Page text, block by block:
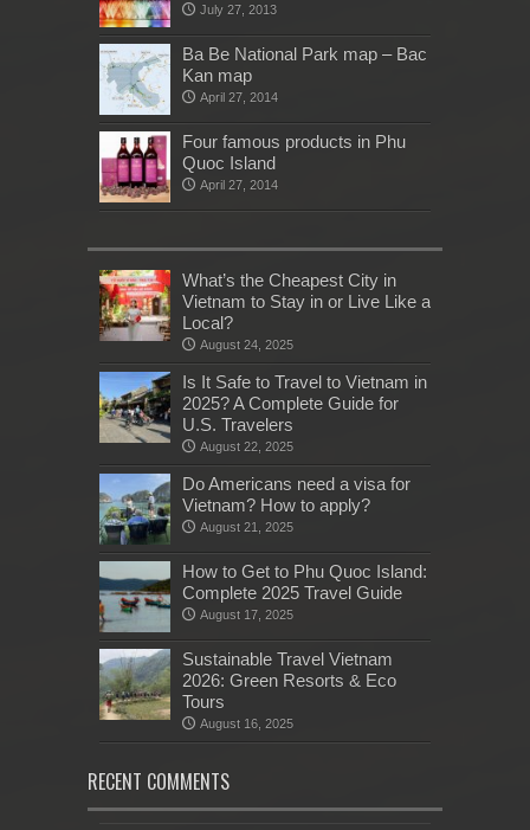
July 27, 2013
Ba Be National Park map – Bac
Kan map
April 27, 2014
Four famous products in Phu
Quoc Island
April 27, 2014
What’s the Cheapest City in
Vietnam to Stay in or Live Like a
Local?
August 24, 2025
Is It Safe to Travel to Vietnam in
2025? A Complete Guide for
U.S. Travelers
August 22, 2025
Do Americans need a visa for
Vietnam? How to apply?
August 21, 2025
How to Get to Phu Quoc Island:
Complete 2025 Travel Guide
August 17, 2025
Sustainable Travel Vietnam
2026: Green Resorts & Eco
Tours
August 16, 2025
RECENT COMMENTS